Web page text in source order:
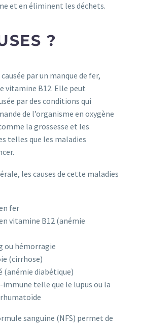
et en éliminent les déchets.
?
par un manque de fer,
vitamine B12. Elle peut
par des conditions qui
de l’organisme en oxygène
la grossesse et les
telles que les maladies
les causes de cette maladies
fer
vitamine B12 (anémie
ou hémorragie
(cirrhose)
(anémie diabétique)
immune telle que le lupus ou la
sanguine (NFS) permet de